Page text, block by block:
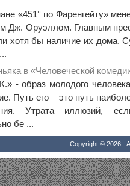
«451° по Фаренгейту»
Дж. Оруэллом. Главным
хотя бы наличие их дома.
в «Человеческой
- образ молодого
Путь его – это путь
Утрата иллюзий,
бе ...
Copyright © 2026 -